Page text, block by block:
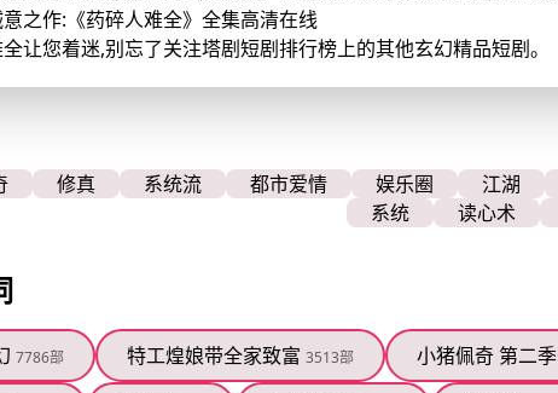
之作:《药碎人难全》全集高清在线
让您着迷,别忘了关注塔剧短剧排行榜上的其他玄幻精品短剧。
修真 系统流 都市爱情 娱乐圈 江湖
系统
读心术
7786部 特工煌娘带全家致富 3513部 小猪佩奇 第二季